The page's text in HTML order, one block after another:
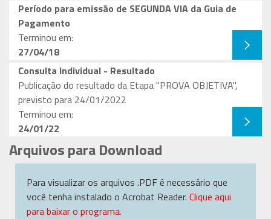
Período para emissão de SEGUNDA VIA da Guia de
Pagamento
Terminou em:
27/04/18
Consulta Individual - Resultado
Publicação do resultado da Etapa "PROVA OBJETIVA",
previsto para 24/01/2022
Terminou em:
24/01/22
Arquivos para Download
Para visualizar os arquivos .PDF é necessário que
você tenha instalado o Acrobat Reader.Clique aqui
para baixar o programa.